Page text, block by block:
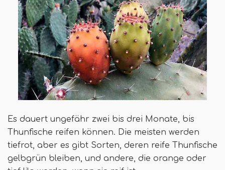
Es dauert ungefähr zwei bis drei Monate, bis
Thunfische reifen können. Die meisten werden
tiefrot, aber es gibt Sorten, deren reife Thunfische
gelbgrün bleiben, und andere, die orange oder